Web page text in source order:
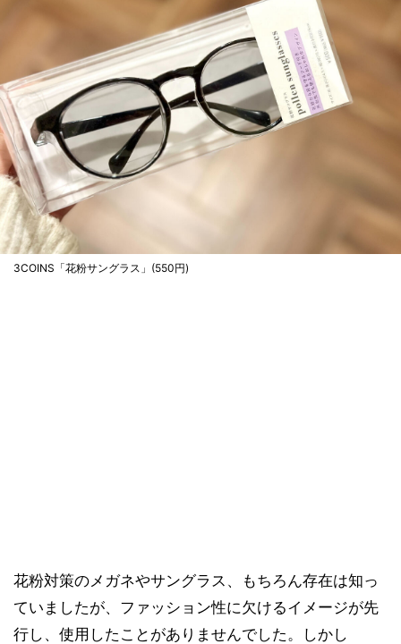
3COINS「花粉サングラス」(550円)
花粉対策のメガネやサングラス、もちろん存在は知っ
ていましたが、ファッション性に欠けるイメージが先
行し、使用したことがありませんでした。しかし